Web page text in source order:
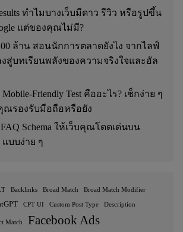
ทำไมบางเว็บมีดาว รีวิว หรือรูปขึ้น
แต่ของคุณไม่มี?
ล้าน สอนนักการตลาดยังไง จากไลฟ์
สู่บทเรียนพลังของความจริงใจและอัล
Mobile-Friendly Test คืออะไร? เช็กง่าย ๆ
ณรองรับมือถือหรือยัง
Schema ให้เว็บคุณโดดเด่นบน
แบบง่าย ๆ
Backlinks Broad Match Broad Match Modifier
CPT UI Custom Post Type Description
Match Facebook Ads